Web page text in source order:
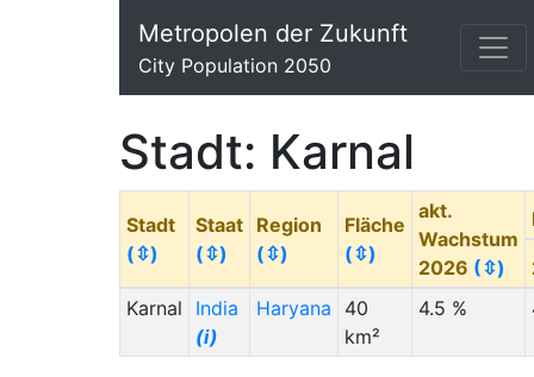
Metropolen der Zukunft
City Population 2050
Stadt: Karnal
Stadt
(⇳)
Staat
(⇳)
Region
(⇳)
Fläche
(⇳)
akt.
Wachstum
2026 (⇳)
Karnal
India
(i)
Haryana
40
km²
4.5 %